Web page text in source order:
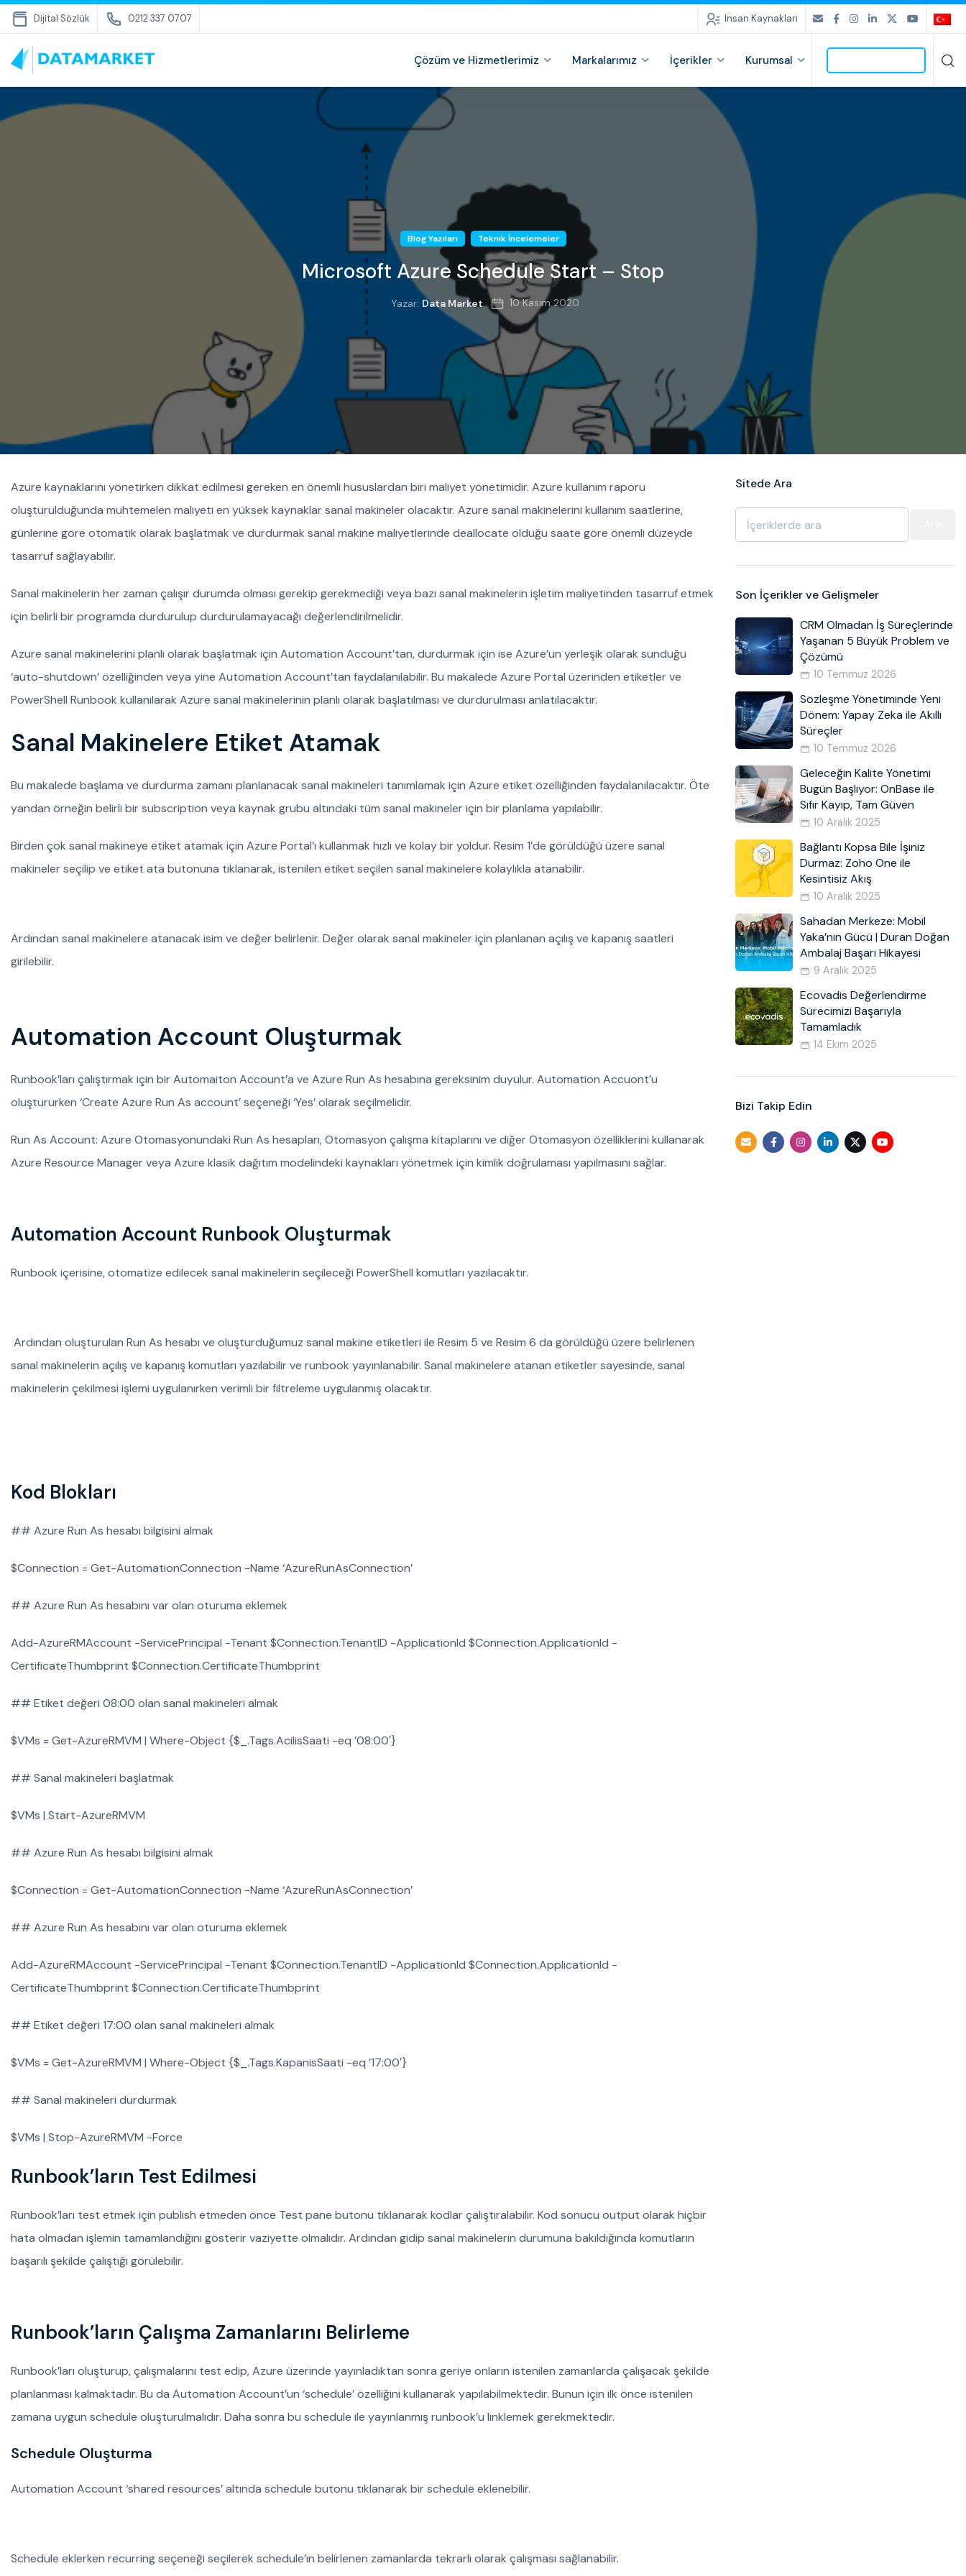
Dijital Sözlük 0212 337 0707 İnsan Kaynakları
Çözüm ve Hizmetlerimiz Markalarımız İçerikler Kurumsal
Blog Yazıları Teknik İncelemeler
Microsoft Azure Schedule Start – Stop
Yazar: Data Market 10 Kasım 2020
Azure kaynaklarını yönetirken dikkat edilmesi gereken en önemli hususlardan biri maliyet yönetimidir. Azure kullanım raporu
oluşturulduğunda muhtemelen maliyeti en yüksek kaynaklar sanal makineler olacaktır. Azure sanal makinelerini kullanım saatlerine,
günlerine göre otomatik olarak başlatmak ve durdurmak sanal makine maliyetlerinde deallocate olduğu saate göre önemli düzeyde
tasarruf sağlayabilir.
Sanal makinelerin her zaman çalışır durumda olması gerekip gerekmediği veya bazı sanal makinelerin işletim maliyetinden tasarruf etmek
için belirli bir programda durdurulup durdurulamayacağı değerlendirilmelidir.
Azure sanal makinelerini planlı olarak başlatmak için Automation Account’tan, durdurmak için ise Azure’un yerleşik olarak sunduğu
‘auto-shutdown’ özelliğinden veya yine Automation Account’tan faydalanılabilir. Bu makalede Azure Portal üzerinden etiketler ve
PowerShell Runbook kullanılarak Azure sanal makinelerinin planlı olarak başlatılması ve durdurulması anlatılacaktır.
Sanal Makinelere Etiket Atamak
Bu makalede başlama ve durdurma zamanı planlanacak sanal makineleri tanımlamak için Azure etiket özelliğinden faydalanılacaktır. Öte
yandan örneğin belirli bir subscription veya kaynak grubu altındaki tüm sanal makineler için bir planlama yapılabilir.
Birden çok sanal makineye etiket atamak için Azure Portal’ı kullanmak hızlı ve kolay bir yoldur. Resim 1’de görüldüğü üzere sanal
makineler seçilip ve etiket ata butonuna tıklanarak, istenilen etiket seçilen sanal makinelere kolaylıkla atanabilir.
Ardından sanal makinelere atanacak isim ve değer belirlenir. Değer olarak sanal makineler için planlanan açılış ve kapanış saatleri
girilebilir.
Automation Account Oluşturmak
Runbook’ları çalıştırmak için bir Automaiton Account’a ve Azure Run As hesabına gereksinim duyulur. Automation Accuont’u
oluştururken ‘Create Azure Run As account’ seçeneği ‘Yes’ olarak seçilmelidir.
Run As Account: Azure Otomasyonundaki Run As hesapları, Otomasyon çalışma kitaplarını ve diğer Otomasyon özelliklerini kullanarak
Azure Resource Manager veya Azure klasik dağıtım modelindeki kaynakları yönetmek için kimlik doğrulaması yapılmasını sağlar.
Automation Account Runbook Oluşturmak
Runbook içerisine, otomatize edilecek sanal makinelerin seçileceği PowerShell komutları yazılacaktır.
Ardından oluşturulan Run As hesabı ve oluşturduğumuz sanal makine etiketleri ile Resim 5 ve Resim 6 da görüldüğü üzere belirlenen
sanal makinelerin açılış ve kapanış komutları yazılabilir ve runbook yayınlanabilir. Sanal makinelere atanan etiketler sayesinde, sanal
makinelerin çekilmesi işlemi uygulanırken verimli bir filtreleme uygulanmış olacaktır.
Kod Blokları
## Azure Run As hesabı bilgisini almak
$Connection = Get-AutomationConnection -Name ‘AzureRunAsConnection’
## Azure Run As hesabını var olan oturuma eklemek
Add-AzureRMAccount -ServicePrincipal -Tenant $Connection.TenantID -ApplicationId $Connection.ApplicationId -
CertificateThumbprint $Connection.CertificateThumbprint
## Etiket değeri 08:00 olan sanal makineleri almak
$VMs = Get-AzureRMVM | Where-Object {$_.Tags.AcilisSaati -eq ’08:00′}
## Sanal makineleri başlatmak
$VMs | Start-AzureRMVM
## Azure Run As hesabı bilgisini almak
$Connection = Get-AutomationConnection -Name ‘AzureRunAsConnection’
## Azure Run As hesabını var olan oturuma eklemek
Add-AzureRMAccount -ServicePrincipal -Tenant $Connection.TenantID -ApplicationId $Connection.ApplicationId -
CertificateThumbprint $Connection.CertificateThumbprint
## Etiket değeri 17:00 olan sanal makineleri almak
$VMs = Get-AzureRMVM | Where-Object {$_.Tags.KapanisSaati -eq ’17:00′}
## Sanal makineleri durdurmak
$VMs | Stop-AzureRMVM -Force
Runbook’ların Test Edilmesi
Runbook’ları test etmek için publish etmeden önce Test pane butonu tıklanarak kodlar çalıştıralabilir. Kod sonucu output olarak hiçbir
hata olmadan işlemin tamamlandığını gösterir vaziyette olmalıdır. Ardından gidip sanal makinelerin durumuna bakıldığında komutların
başarılı şekilde çalıştığı görülebilir.
Runbook’ların Çalışma Zamanlarını Belirleme
Runbook’ları oluşturup, çalışmalarını test edip, Azure üzerinde yayınladıktan sonra geriye onların istenilen zamanlarda çalışacak şekilde
planlanması kalmaktadır. Bu da Automation Account’un ‘schedule’ özelliğini kullanarak yapılabilmektedir. Bunun için ilk önce istenilen
zamana uygun schedule oluşturulmalıdır. Daha sonra bu schedule ile yayınlanmış runbook’u linklemek gerekmektedir.
Schedule Oluşturma
Automation Account ‘shared resources’ altında schedule butonu tıklanarak bir schedule eklenebilir.
Schedule eklerken recurring seçeneği seçilerek schedule’ın belirlenen zamanlarda tekrarlı olarak çalışması sağlanabilir.
Sitede Ara
Son İçerikler ve Gelişmeler
CRM Olmadan İş Süreçlerinde
Yaşanan 5 Büyük Problem ve
Çözümü
10 Temmuz 2026
Sözleşme Yönetiminde Yeni
Dönem: Yapay Zeka ile Akıllı
Süreçler
10 Temmuz 2026
Geleceğin Kalite Yönetimi
Bugün Başlıyor: OnBase ile
Sıfır Kayıp, Tam Güven
10 Aralık 2025
Bağlantı Kopsa Bile İşiniz
Durmaz: Zoho One ile
Kesintisiz Akış
10 Aralık 2025
Sahadan Merkeze: Mobil
Yaka’nın Gücü | Duran Doğan
Ambalaj Başarı Hikayesi
9 Aralık 2025
Ecovadis Değerlendirme
Sürecimizi Başarıyla
Tamamladık
14 Ekim 2025
Bizi Takip Edin